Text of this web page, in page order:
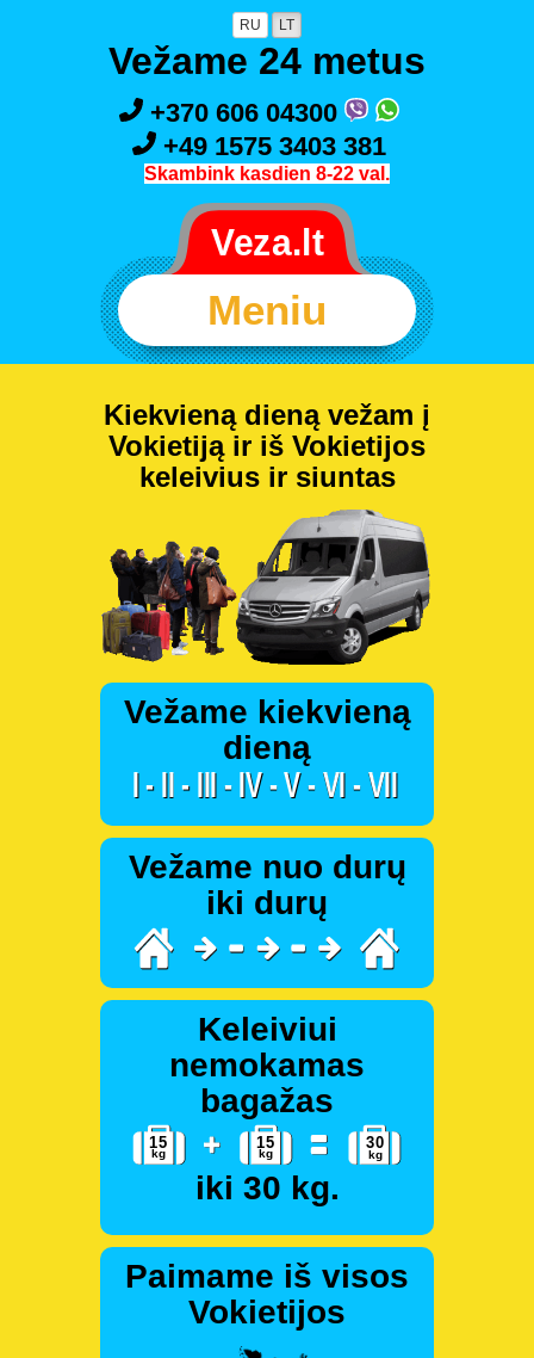
RU LT
Vežame 24 metus
+370 606 04300
+49 1575 3403 381
Skambink kasdien 8-22 val.
Meniu
Kiekvieną dieną vežam į
Vokietiją ir iš Vokietijos
keleivius ir siuntas
Vežame kiekvieną
dieną
Vežame nuo durų
iki durų
Keleiviui
nemokamas
bagažas
iki 30 kg.
Paimame iš visos
Vokietijos